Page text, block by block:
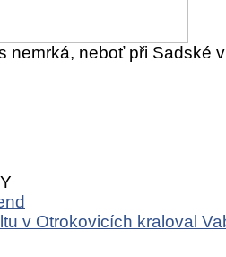
nemrká, neboť při Sadské
v Otrokovicích kraloval